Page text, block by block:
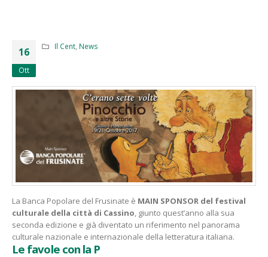
16
Ott
Il Cent, News
La Banca Popolare del Frusinate è MAIN SPONSOR del festival
culturale della città di Cassino , giunto quest’anno alla sua
seconda edizione e già diventato un riferimento nel panorama
culturale nazionale e internazionale della letteratura italiana.
Le favole con la P